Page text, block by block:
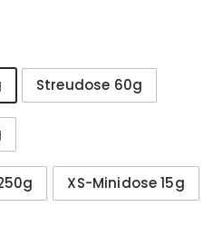
Streudose 60g
XS-Minidose 15g